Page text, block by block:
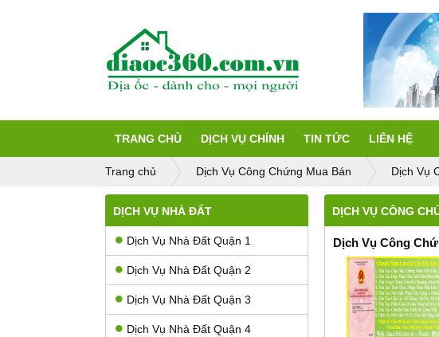
TRANG CHỦ DỊCH VỤ CHÍNH TIN TỨC LIÊN HỆ
Trang chủ Dịch Vụ Công Chứng Mua Bán Dịch Vụ
DỊCH VỤ NHÀ ĐẤT
Dịch Vụ Nhà Đất Quận 1
Dịch Vụ Nhà Đất Quận 2
Dịch Vụ Nhà Đất Quận 3
Dịch Vụ Nhà Đất Quận 4
DỊCH VỤ CÔNG
Dịch Vụ Công